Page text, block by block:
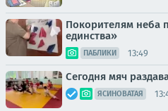
Покорителям неба
единства»
ПАБЛИКИ 13:49
Сегодня мяч
ЯСИНОВАТАЯ